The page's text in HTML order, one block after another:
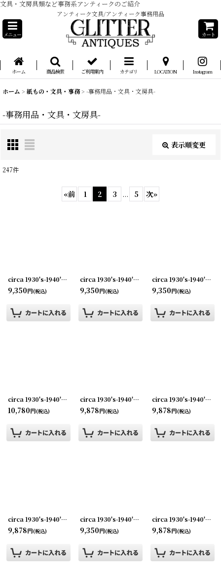
文具・文房具類など事務系アンティークのご紹介
アンティーク文具/アンティーク事務用品
メニュー カート
ホーム 商品検索 ご利用案内 カテゴリ LOCATION Instagram
ホーム > 紙もの・文具・事務> -事務用品・文具・文房具-
-事務用品・文具・文房具-
表示順変更
閉じる
247件
«前 1 2 3 ... 5 次»
circa 1930's-1940's Advertising Bill Hook THE W.C.MOTE&SONS CO... アドバタイジング フック 伝票ホルダー
9,350円(税込)
circa 1930's-1940's Advertising Bill Hook CROMWELL DIME... アドバタイジング フック 伝票ホルダー
9,350円(税込)
circa 1930's-1940's Advertising Bill Hook MYERS... アドバタイジング フック 伝票ホルダー
9,350円(税込)
circa 1930's-1940's Advertising Bill Hook AUSTEX... アドバタイジング フック 伝票ホルダー
10,780円(税込)
circa 1930's-1940's Advertising Bill Hook THE ORIGINAL LIMESTONE GRIT.. アドバタイジング フック 伝票ホルダー
9,878円(税込)
circa 1930's-1940's Advertising Bill Hook WILL A. PARRISH&CO... アドバタイジング フック 伝票ホルダー
9,878円(税込)
circa 1930's-1940's Advertising Bill Hook HUTTIG MILL WORK CO... アドバタイジング フック 伝票ホルダー
9,878円(税込)
circa 1930's-1940's Advertising Bill Hook TOWNSEND WEST... アドバタイジング フック 伝票ホルダー
9,350円(税込)
circa 1930's-1940's Advertising Bill Hook INTERNATIONAL... アドバタイジング フック 伝票ホルダー
9,878円(税込)